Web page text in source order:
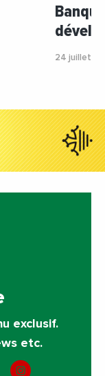
24 juillet
exclusif.
etc.